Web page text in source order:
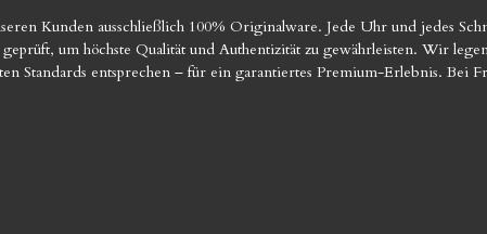
Kunden ausschließlich 100% Originalware. Jede Uhr und jedes
um höchste Qualität und Authentizität zu gewährleisten. Wir
Standards entsprechen – für ein garantiertes Premium-Erlebnis. Bei